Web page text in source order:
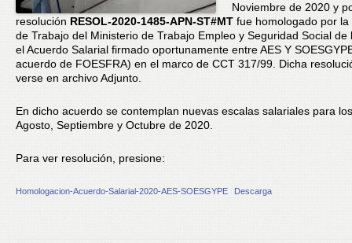
Noviembre de 2020 y
resolución RESOL-2020-1485-APN-ST#MT fue homologado por
de Trabajo del Ministerio de Trabajo Empleo y Seguridad Social de
el Acuerdo Salarial firmado oportunamente entre AES Y
acuerdo de FOESFRA) en el marco de CCT 317/99. Dicha
verse en archivo Adjunto.
En dicho acuerdo se contemplan nuevas escalas salariales para
Agosto, Septiembre y Octubre de 2020.
Para ver resolución, presione:
Homologacion-Acuerdo-Salarial-2020-AES-SOESGYPE Descarga